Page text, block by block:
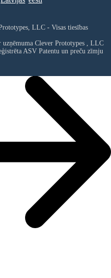
LLC - Visas tiesības
uzņēmuma Clever Prototypes , LLC
ASV Patentu un preču zīmju